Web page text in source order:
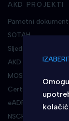
AKD PROJEKTI
Pametni
SOTAH
Sljedivost
AKD Affinis
MOSI
Certilia
eADR
NSCP